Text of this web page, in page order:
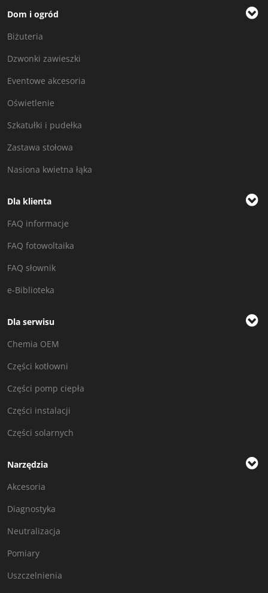
Dom i ogród
Biżuteria
Dzwonki zawieszki
Eventowe akcesoria
Oświetlenie
Szkatułki i pudełka
Zastawa stołowa
Nasiona kwietna łąka
Dla klienta
FAQ informacje
FAQ fotowoltaika
FAQ słownik
e-Biblioteka
Dla serwisu
Chemia OEM
Części kotłowni
Części pomp ciepła
Części instalacji
Części solarnych
Narzędzia
Akcesoria
Diagnostyka
Neutralizacja
Pomiary
Uszczelnienia